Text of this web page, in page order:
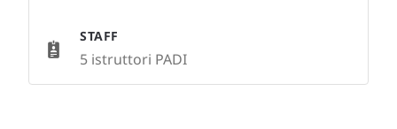
STAFF
5 istruttori PADI